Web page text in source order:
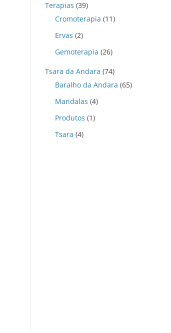
Terapias (39)
Cromoterapia (11)
Ervas (2)
Gemoterapia (26)
Tsara da Andara (74)
Baralho da Andara (65)
Mandalas (4)
Produtos (1)
Tsara (4)